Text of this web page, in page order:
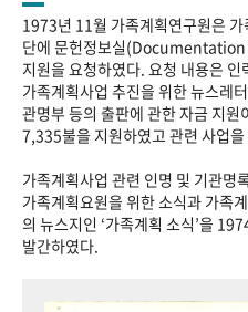
1973년 11월 가족계획연구원은
단에 문헌정보실(Documentation
지원을 요청하였다. 요청 내용은
가족계획사업 추진을 위한 뉴스레
관명부 등의 출판에 관한 자금 지
7,335불을 지원하였고 관련 사업
가족계획사업 관련 인명 및 기관명
가족계획요원을 위한 소식과 가족
의 뉴스지인 ‘가족계획 소식’을
발간하였다.